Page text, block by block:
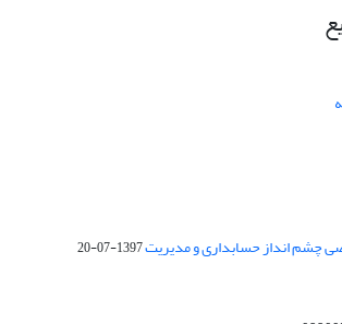
چشم انداز حسابداری و مدیریت1397-07-20